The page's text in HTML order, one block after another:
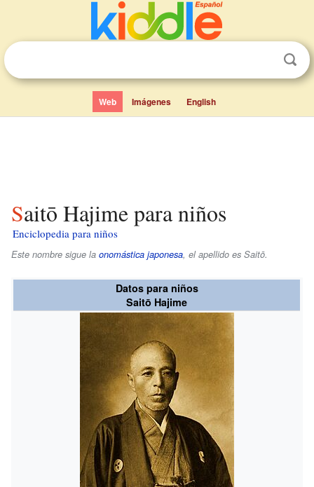
Web Imágenes English
Saitō Hajime para niños
Enciclopedia para niños
Este nombre sigue la onomástica japonesa, el apellido es Saitō.
Datos para niños
Saitō Hajime